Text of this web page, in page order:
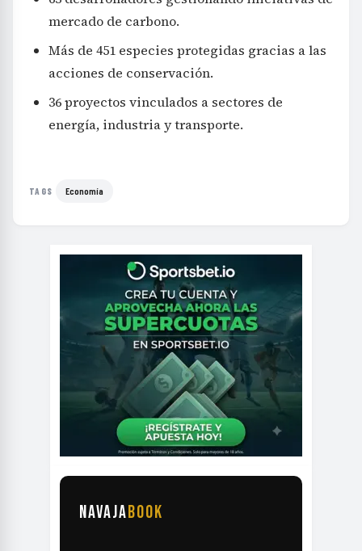
mercado de carbono.
Más de 451 especies protegidas gracias a las
acciones de conservación.
36 proyectos vinculados a sectores de
energía, industria y transporte.
TAGS Economía
NAVAJABOOK